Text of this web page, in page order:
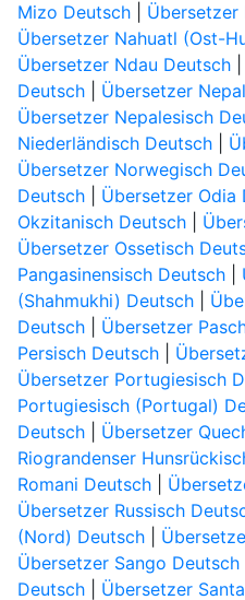
Mizo Deutsch| Übersetzer
Übersetzer Nahuatl (Ost-
Übersetzer Ndau Deutsch|
Deutsch| Übersetzer
Übersetzer Nepalesisch
Niederländisch Deutsch|
Übersetzer Norwegisch
Deutsch| Übersetzer Odia
Okzitanisch Deutsch|
Übersetzer Ossetisch
Pangasinensisch Deutsch|
(Shahmukhi) Deutsch|
Deutsch| Übersetzer
Persisch Deutsch|
Übersetzer Portugiesisch
Portugiesisch (Portugal)
Deutsch| Übersetzer
Riograndenser
Romani Deutsch|
Übersetzer Russisch
(Nord) Deutsch|
Übersetzer Sango Deutsch|
Deutsch| Übersetzer